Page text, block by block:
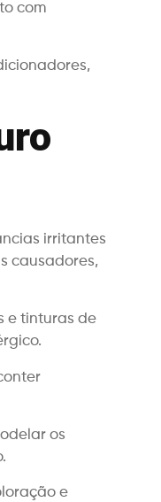
com
irritantes
causadores,
e tinturas de
os
e